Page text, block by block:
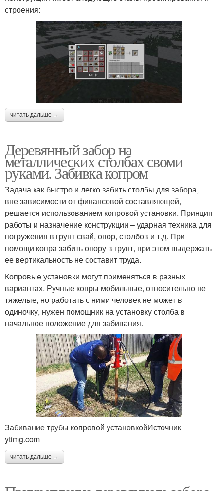
строения:
читать дальше →
Деревянный забор на
металлических столбах своми
руками. Забивка копром
Задача как быстро и легко забить столбы для забора,
вне зависимости от финансовой составляющей,
решается использованием копровой установки. Принцип
работы и назначение конструкции – ударная техника для
погружения в грунт свай, опор, столбов и т.д. При
помощи копра забить опору в грунт, при этом выдержать
ее вертикальность не составит труда.
Копровые установки могут применяться в разных
вариантах. Ручные копры мобильные, относительно не
тяжелые, но работать с ними человек не может в
одиночку, нужен помощник на установку столба в
начальное положение для забивания.
Забивание трубы копровой установкойИсточник
ytimg.com
читать дальше →